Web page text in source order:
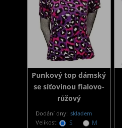
Punkový top dámský
se síťovinou fialovo-
růžový
Dodání dny: skladem
Velikost:
S M